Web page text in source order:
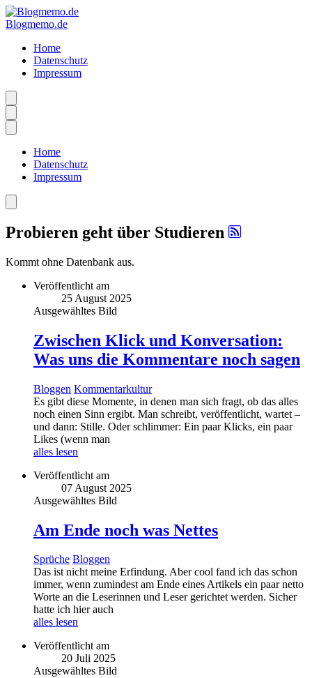
Blogmemo.de
Home
Datenschutz
Impressum
Home
Datenschutz
Impressum
Probieren geht über Studieren
Kommt ohne Datenbank aus.
Veröffentlicht am
25 August 2025
Ausgewähltes Bild
Zwischen Klick und Konversation:
Was uns die Kommentare noch sagen
Bloggen Kommentarkultur
Es gibt diese Momente, in denen man sich fragt, ob das alles
noch einen Sinn ergibt. Man schreibt, veröffentlicht, wartet –
und dann: Stille. Oder schlimmer: Ein paar Klicks, ein paar
Likes (wenn man
alles lesen
Veröffentlicht am
07 August 2025
Ausgewähltes Bild
Am Ende noch was Nettes
Sprüche Bloggen
Das ist nicht meine Erfindung. Aber cool fand ich das schon
immer, wenn zumindest am Ende eines Artikels ein paar netto
Worte an die Leserinnen und Leser gerichtet werden. Sicher
hatte ich hier auch
alles lesen
Veröffentlicht am
20 Juli 2025
Ausgewähltes Bild